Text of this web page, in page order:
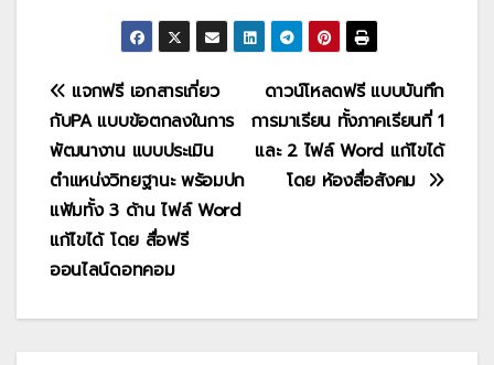
แนะแนว
เรื่อง
ดาวน์โหลดฟรี แบบบันทึก
การมาเรียน ทั้งภาคเรียนที่ 1
และ 2 ไฟล์ Word แก้ไขได้
โดย ห้องสื่อสังคม
แจกฟรี เอกสารเกี่ยว
กับPA แบบข้อตกลงในการ
พัฒนางาน แบบประเมิน
ตำแหน่งวิทยฐานะ พร้อมปก
แฟ้มทั้ง 3 ด้าน ไฟล์ Word
แก้ไขได้ โดย สื่อฟรี
ออนไลน์ดอทคอม